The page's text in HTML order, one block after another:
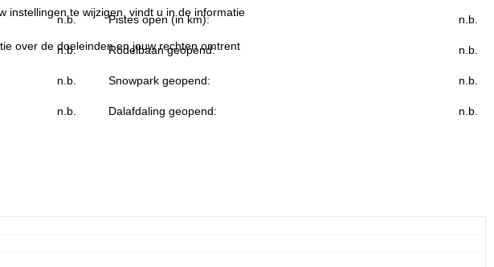
instellingen te wijzigen, vindt u in de informatie
over de doeleinden en jouw rechten omtrent
n.b. Pistes open (in km): n.b.
n.b. Rodelbaan geopend: n.b.
n.b. Snowpark geopend: n.b.
n.b. Dalafdaling geopend: n.b.